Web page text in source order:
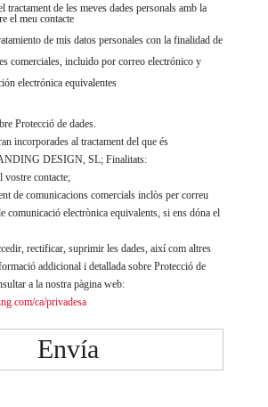
de les meves dades personals amb la
el meu contacte
de mis datos personales con la finalidad de
por correo electrónico y
electrónica equivalentes
Protecció de dades.
incorporades al tractament del que és
DESIGN, SL; Finalitats:
vostre contacte;
de comunicacions comercials inclòs per correu
comunicació electrònica equivalents, si ens dóna el
rectificar, suprimir les dades, així com altres
addicional i detallada sobre Protecció de
a la nostra pàgina web:
ca/privadesa
Envía